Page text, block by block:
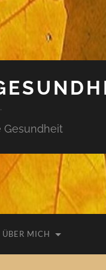
Gesundheit
ÜBER MICH